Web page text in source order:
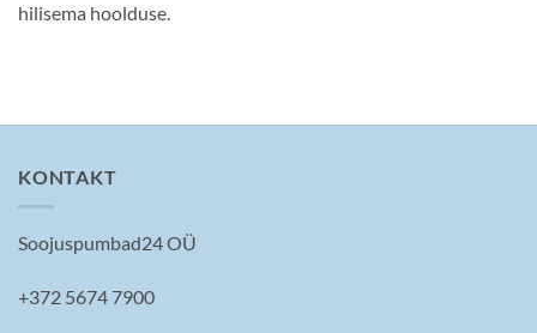
hilisema hoolduse.
KONTAKT
Soojuspumbad24 OÜ
+372 5674 7900